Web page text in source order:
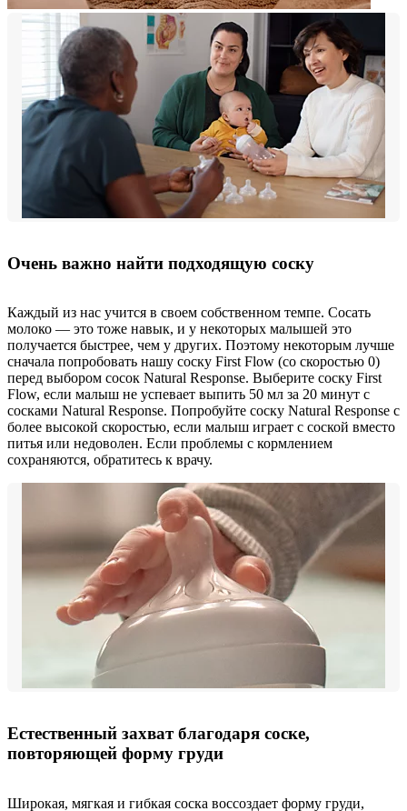
Очень важно найти подходящую соску
Каждый из нас учится в своем собственном темпе. Сосать
молоко — это тоже навык, и у некоторых малышей это
получается быстрее, чем у других. Поэтому некоторым лучше
сначала попробовать нашу соску First Flow (со скоростью 0)
перед выбором сосок Natural Response. Выберите соску First
Flow, если малыш не успевает выпить 50 мл за 20 минут с
сосками Natural Response. Попробуйте соску Natural Response с
более высокой скоростью, если малыш играет с соской вместо
питья или недоволен. Если проблемы с кормлением
сохраняются, обратитесь к врачу.
Естественный захват благодаря соске,
повторяющей форму груди
Широкая, мягкая и гибкая соска воссоздает форму груди,